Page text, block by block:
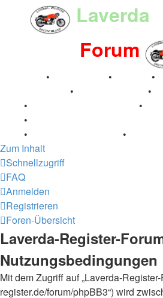
Laverda
Forum
• • •
• •
• •
•
•
•
Zum Inhalt
Schnellzugriff
FAQ
Anmelden
Registrieren
Foren-Übersicht
Laverda-Register-
Nutzungsbedingungen
Mit dem Zugriff auf „Laverda-
register.de/forum/phpBB3“) wird